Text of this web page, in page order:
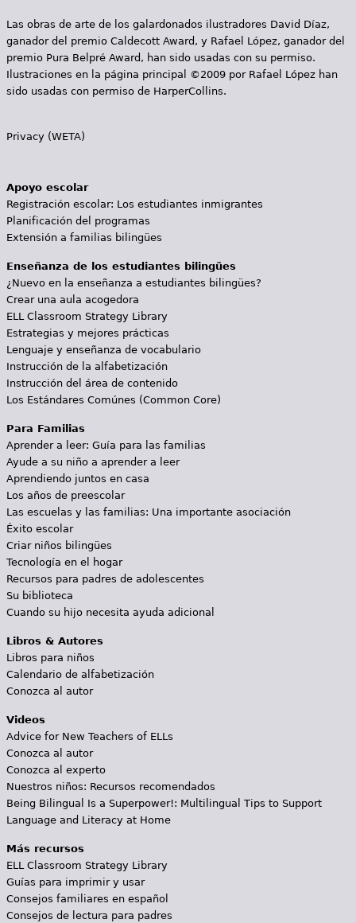
Las obras de arte de los galardonados ilustradores David Díaz,
ganador del premio Caldecott Award, y Rafael López, ganador del
premio Pura Belpré Award, han sido usadas con su permiso.
Ilustraciones en la página principal ©2009 por Rafael López han
sido usadas con permiso de HarperCollins.
Privacy (WETA)
Apoyo escolar
Registración escolar: Los estudiantes inmigrantes
Planificación del programas
Extensión a familias bilingües
Enseñanza de los estudiantes bilingües
¿Nuevo en la enseñanza a estudiantes bilingües?
Crear una aula acogedora
ELL Classroom Strategy Library
Estrategias y mejores prácticas
Lenguaje y enseñanza de vocabulario
Instrucción de la alfabetización
Instrucción del área de contenido
Los Estándares Comúnes (Common Core)
Para Familias
Aprender a leer: Guía para las familias
Ayude a su niño a aprender a leer
Aprendiendo juntos en casa
Los años de preescolar
Las escuelas y las familias: Una importante asociación
Éxito escolar
Criar niños bilingües
Tecnología en el hogar
Recursos para padres de adolescentes
Su biblioteca
Cuando su hijo necesita ayuda adicional
Libros & Autores
Libros para niños
Calendario de alfabetización
Conozca al autor
Videos
Advice for New Teachers of ELLs
Conozca al autor
Conozca al experto
Nuestros niños: Recursos recomendados
Being Bilingual Is a Superpower!: Multilingual Tips to Support
Language and Literacy at Home
Más recursos
ELL Classroom Strategy Library
Guías para imprimir y usar
Consejos familiares en español
Consejos de lectura para padres